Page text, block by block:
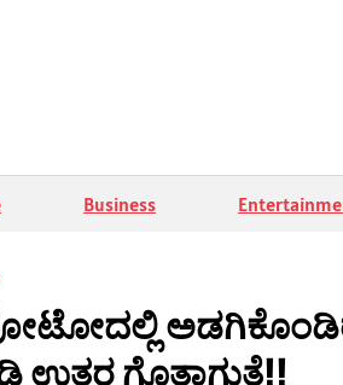
Business
ಗೊತ್ತಾಗುತ್ತೆ!!